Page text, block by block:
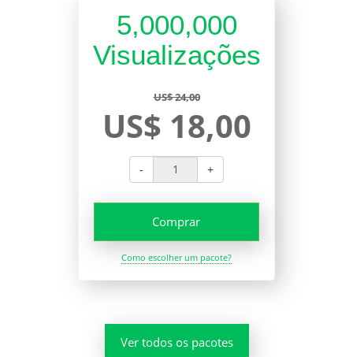
5,000,000
Visualizações
US$ 24,00
US$ 18,00
- +
Comprar
Como escolher um pacote?
Ver todos os pacotes